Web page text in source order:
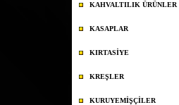
KAHVALTILIK ÜRÜNLER
KASAPLAR
KIRTASİYE
KREŞLER
KURUYEMİŞÇİLER